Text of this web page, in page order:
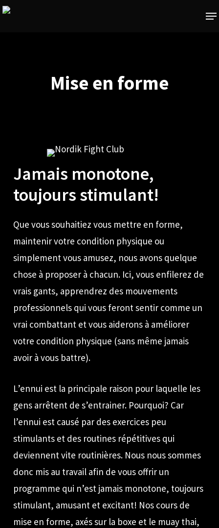
Skip
Mise en forme
Jamais monotone,
toujours stimulant!
Que vous souhaitiez vous mettre en forme,
maintenir votre condition physique ou
simplement vous amusez, nous avons quelque
chose à proposer à chacun. Ici, vous enfilerez de
vrais gants, apprendrez des mouvements
professionnels qui vous feront sentir comme un
vrai combattant et vous aiderons à améliorer
votre condition physique (sans même jamais
avoir à vous battre).
L’ennui est la principale raison pour laquelle les
gens arrêtent de s’entrainer. Pourquoi? Car
l’ennui est causé par des exercices peu
stimulants et des routines répétitives qui
deviennent vite routinières. Nous nous sommes
donc mis au travail afin de vous offrir un
programme qui n’est jamais monotone, toujours
stimulant, amusant et excitant! Nos cours de
mise en forme, axés sur la boxe et le muay thai,